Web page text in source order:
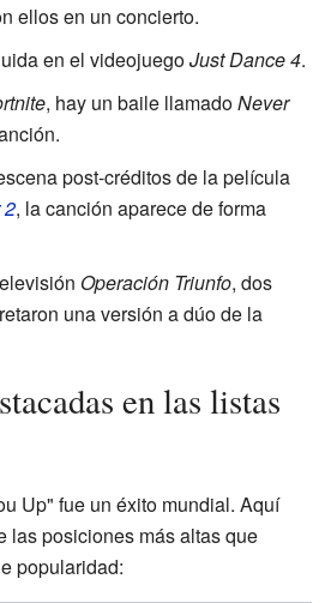
ellos en un concierto.
en el videojuegoJust Dance 4.
, hay un baile llamadoNever
post-créditos de la película
2, la canción aparece de forma
Operación Triunfo, dos
una versión a dúo de la
en las listas
Up" fue un éxito mundial. Aquí
las posiciones más altas que
popularidad: